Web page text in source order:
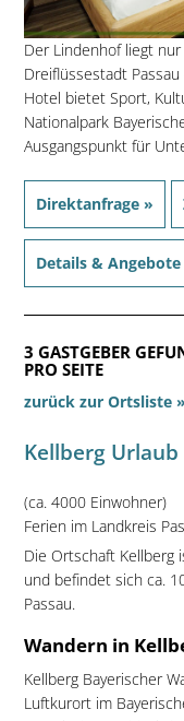
Der Lindenhof liegt
Dreiflüssestadt
Hotel bietet Sport,
Nationalpark
Ausgangspunkt für
Direktanfrage »
Details & Angebote
3 GASTGEBER
PRO SEITE
zurück zur Ortsliste »
Kellberg
(ca. 4000 Einwohner)
Ferien im Landkreis
Die Ortschaft Kellberg
und befindet sich ca.
Passau.
Wandern in
Kellberg Bayerischer
Luftkurort im